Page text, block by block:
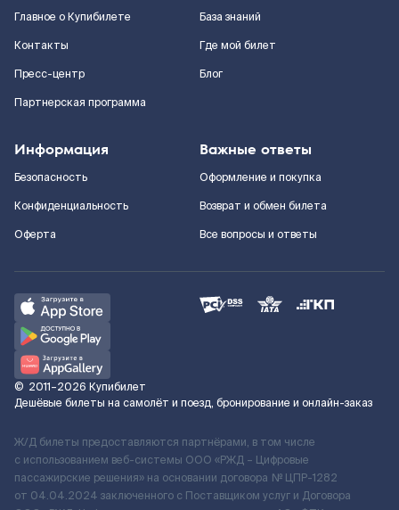
Главное о Купибилете
Контакты
Пресс-центр
Партнерская программа
База знаний
Где мой билет
Блог
Информация
Безопасность
Конфиденциальность
Оферта
Важные ответы
Оформление и покупка
Возврат и обмен билета
Все вопросы и ответы
© 2011–2026 Купибилет
Дешёвые билеты на самолёт и поезд, бронирование и онлайн-заказ
Ж/Д билеты предоставляются партнёрами, в том числе
с использованием веб-системы ООО «РЖД – Цифровые
пассажирские решения» на основании договора № ЦПР-1282
от 04.04.2024 заключенного с Поставщиком услуг и Договора